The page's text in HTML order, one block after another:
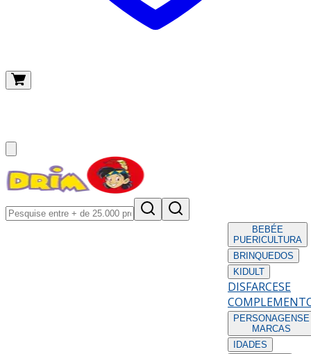
BEBÉE
PUERICULTURA
BRINQUEDOS
KIDULT
DISFARCESE
PERSONAGENS E
MARCAS
IDADES